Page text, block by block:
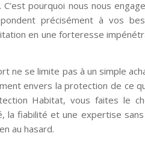
pourquoi nous nous
précisément à vos
en une forteresse
ne se limite pas à un simple
envers la protection de ce
Habitat, vous faites le
la fiabilité et une expertise
au hasard.